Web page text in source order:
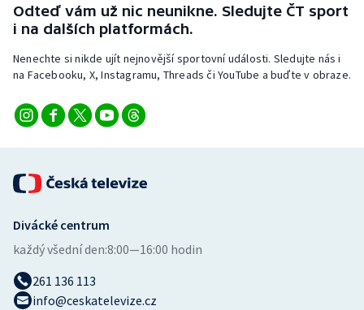
Triatlon
Veslování
Vodní slalom
Ostatní
Odteď vám už nic neunikne. Sledujte ČT sport
i na dalších platformách.
Nenechte si nikde ujít nejnovější sportovní události. Sledujte nás i
na Facebooku, X, Instagramu, Threads či YouTube a buďte v obraze.
Divácké centrum
každý všední den:8:00—16:00 hodin
261 136 113
info@ceskatelevize.cz